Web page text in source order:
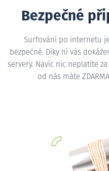
Bezpečné
Surfování po internetu
bezpečné. Díky ní vás
servery. Navíc nic neplatíte
od nás máte